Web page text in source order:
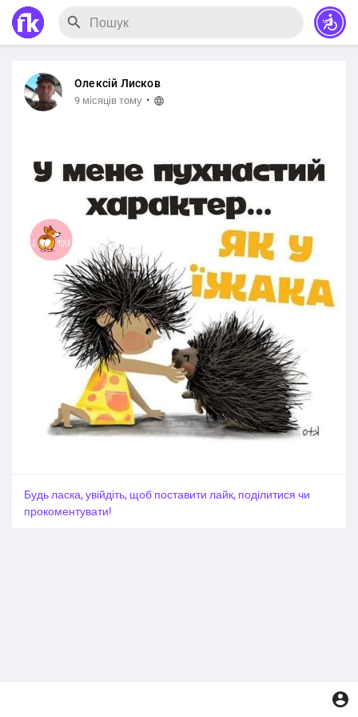
Олексій Лисков
9 місяців тому ·
Будь ласка, увійдіть, щоб поставити лайк, поділитися чи
прокоментувати!